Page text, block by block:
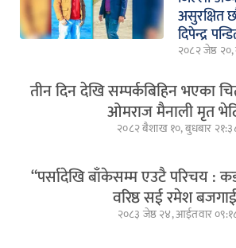
असुरक्षित
दिपेन्द्र
२०८२ जेष्ठ
तीन दिन देखि सम्पर्कबिहिन भएका
ओमराज मैनाली मृत
२०८२ बैशाख १०, बुधबार
“पर्सादेखि बाँकेसम्म एउटै परिचय :
वरिष्ठ सई रमेश
२०८३ जेष्ठ २४, आईतवार